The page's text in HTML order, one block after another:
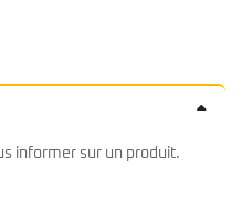
informer sur un produit.